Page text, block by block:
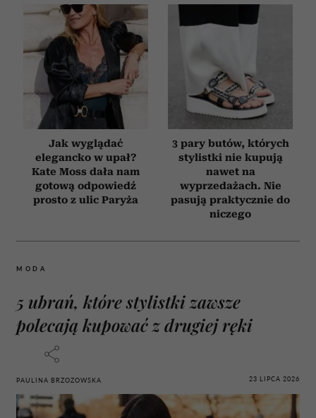
Jak wyglądać
elegancko w upał?
Kate Moss dała nam
gotową odpowiedź
prosto z ulic Paryża
3 pary butów, których
stylistki nie kupują
nawet na
wyprzedażach. Nie
pasują praktycznie do
niczego
MODA
5 ubrań, które stylistki zawsze
polecają kupować z drugiej ręki
PAULINA BRZOZOWSKA 23 LIPCA 2026